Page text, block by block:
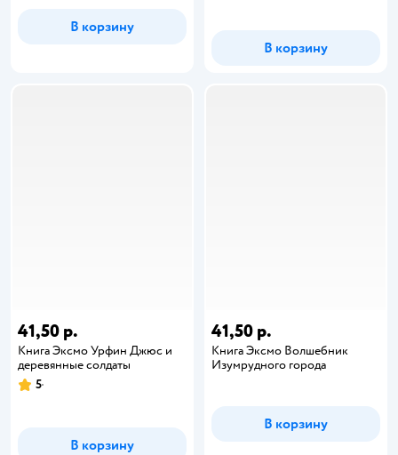
В корзину
В корзину
41,50 р.
Книга Эксмо Урфин Джюс и
деревянные солдаты
5
В корзину
41,50 р.
Книга Эксмо Волшебник
Изумрудного города
В корзину